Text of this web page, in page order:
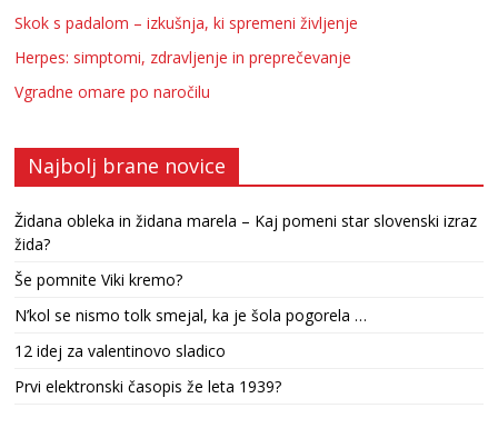
Skok s padalom – izkušnja, ki spremeni življenje
Herpes: simptomi, zdravljenje in preprečevanje
Vgradne omare po naročilu
Najbolj brane novice
Židana obleka in židana marela – Kaj pomeni star slovenski izraz
žida?
Še pomnite Viki kremo?
N’kol se nismo tolk smejal, ka je šola pogorela …
12 idej za valentinovo sladico
Prvi elektronski časopis že leta 1939?